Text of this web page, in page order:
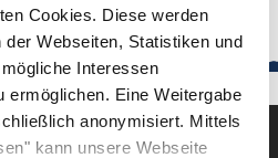
Cookies. Diese werden
der Webseiten, Statistiken und
Interessen
ermöglichen. Eine Weitergabe
anonymisiert. Mittels
kann unsere Webseite